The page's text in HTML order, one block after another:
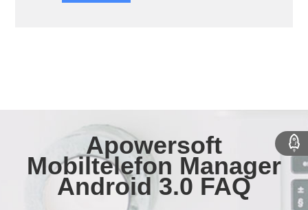
Apowersoft
Mobiltelefon Manager
Android 3.0 FAQ